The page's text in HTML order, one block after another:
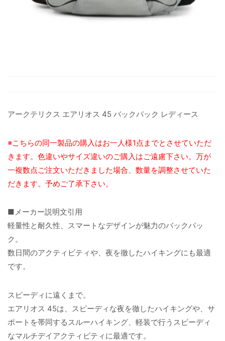
アークテリクス エアリオス 45 バックパック レディース
※こちらの同一製品の購入はお一人様1点までとさせていただ
きます。色違いやサイズ違いのご購入はご遠慮下さい。万が
一複数点ご注文いただきました場合、数量を調整させていた
だきます。予めご了承下さい。
■メーカー説明文引用
軽量性と耐久性、スマートなデザインが魅力のバックパッ
ク。
数日間のアクティビティや、夜を徹したハイキングにも最適
です。
スピーディに遠くまで。
エアリオス 45は、スピーディな夜を徹したハイキングや、サ
ポートを帯同するスルーハイキング、軽装で行うスピーディ
なマルチデイアクティビティに最適です。